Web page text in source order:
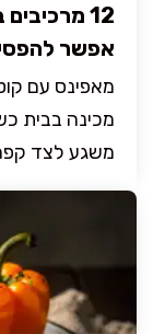
12
אפשר
מאפינס עם
מכינה בבית
משגע לצד